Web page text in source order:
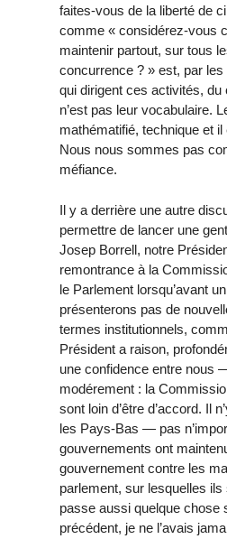
faites-vous de la liberté de
comme « considérez-vous
maintenir partout, sur tous
concurrence ? » est, par
qui dirigent ces activités, du
n’est pas leur vocabulaire.
mathématifié, technique et
Nous nous sommes pas
méfiance.
Il y a derrière une autre
permettre de lancer une
Josep Borrell, notre
remontrance à la
le Parlement lorsqu’avant
présenterons pas de
termes institutionnels,
Président a raison,
une confidence entre nous
modérement : la
sont loin d’être d’accord. Il
les Pays-Bas — pas
gouvernements ont
gouvernement contre les
parlement, sur lesquelles
passe aussi quelque chose
précédent, je ne l’avais